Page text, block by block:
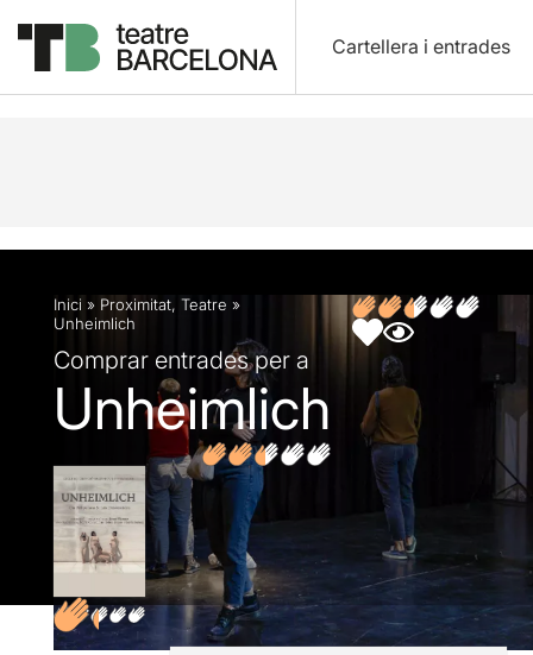
Cartellera i entrades
Descripció Fitxa artística Fotos i vídeos
Inici » Proximitat, Teatre »
Unheimlich
Comprar entrades per a
Unheimlich